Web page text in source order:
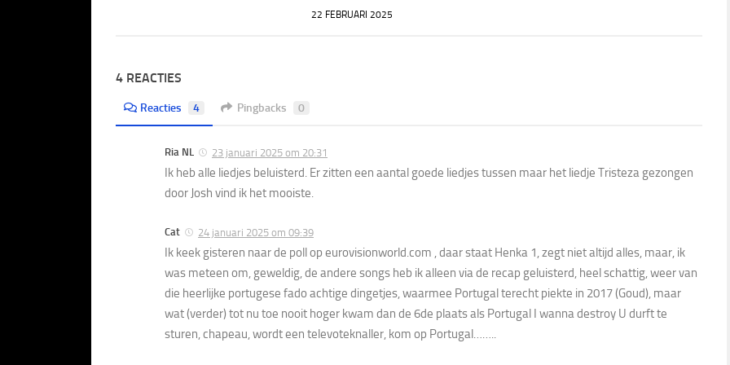
22 FEBRUARI 2025
4 REACTIES
Reacties 4 Pingbacks 0
Ria NL 23 januari 2025 om 20:31
Ik heb alle liedjes beluisterd. Er zitten een aantal goede liedjes tussen maar het liedje Tristeza gezongen
door Josh vind ik het mooiste.
Cat 24 januari 2025 om 09:39
Ik keek gisteren naar de poll op eurovisionworld.com , daar staat Henka 1, zegt niet altijd alles, maar, ik
was meteen om, geweldig, de andere songs heb ik alleen via de recap geluisterd, heel schattig, weer van
die heerlijke portugese fado achtige dingetjes, waarmee Portugal terecht piekte in 2017 (Goud), maar
wat (verder) tot nu toe nooit hoger kwam dan de 6de plaats als Portugal I wanna destroy U durft te
sturen, chapeau, wordt een televoteknaller, kom op Portugal……..